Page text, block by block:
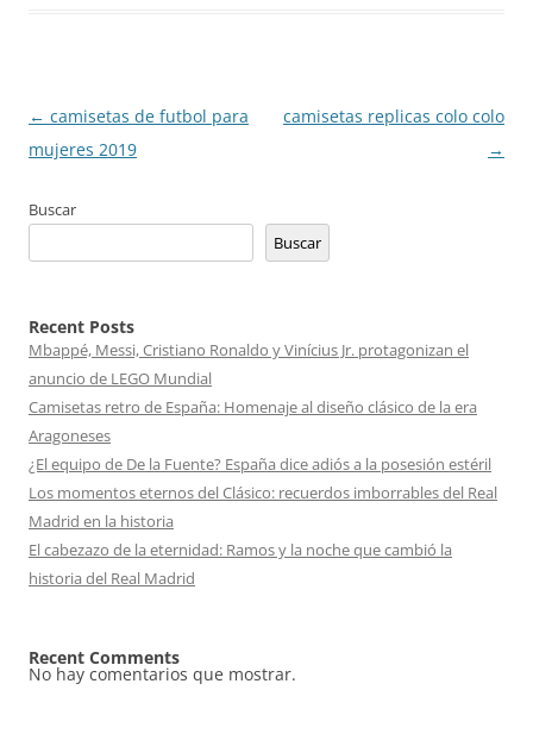
Navegación
de
← camisetas de futbol para
mujeres 2019
camisetas replicas colo colo
→
Buscar
Buscar
Recent Posts
Mbappé, Messi, Cristiano Ronaldo y Vinícius Jr. protagonizan el
anuncio de LEGO Mundial
Camisetas retro de España: Homenaje al diseño clásico de la era
Aragoneses
¿El equipo de De la Fuente? España dice adiós a la posesión estéril
Los momentos eternos del Clásico: recuerdos imborrables del Real
Madrid en la historia
El cabezazo de la eternidad: Ramos y la noche que cambió la
historia del Real Madrid
Recent Comments
No hay comentarios que mostrar.